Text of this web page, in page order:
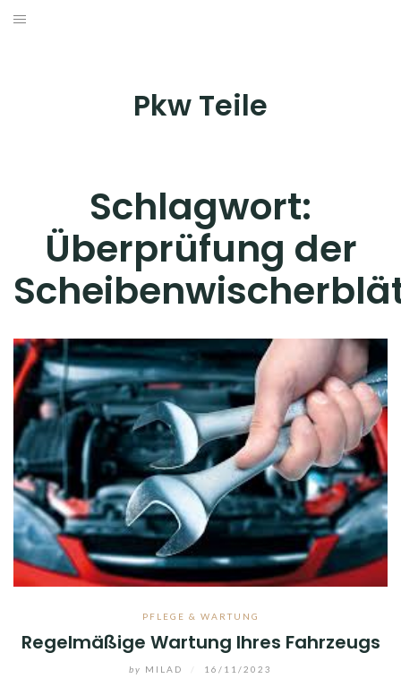
Skip
Pkw Teile
Schlagwort:
Überprüfung der
PFLEGE & WARTUNG
Regelmäßige Wartung Ihres Fahrzeugs
by MILAD 16/11/2023
WERKZEUG & WERKSTATTAUSRÜSTUNG